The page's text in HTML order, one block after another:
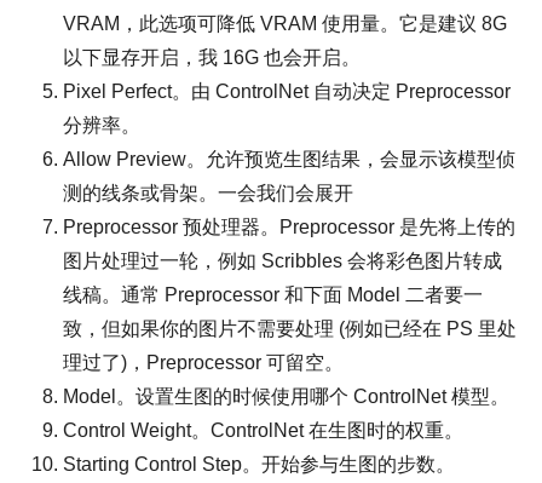
VRAM，此选项可降低 VRAM 使用量。它是建议 8G
以下显存开启，我 16G 也会开启。
Pixel Perfect。由 ControlNet 自动决定 Preprocessor
分辨率。
Allow Preview。允许预览生图结果，会显示该模型侦
测的线条或骨架。一会我们会展开
Preprocessor 预处理器。Preprocessor 是先将上传的
图片处理过一轮，例如 Scribbles 会将彩色图片转成
线稿。通常 Preprocessor 和下面 Model 二者要一
致，但如果你的图片不需要处理 (例如已经在 PS 里处
理过了)，Preprocessor 可留空。
Model。设置生图的时候使用哪个 ControlNet 模型。
Control Weight。ControlNet 在生图时的权重。
Starting Control Step。开始参与生图的步数。